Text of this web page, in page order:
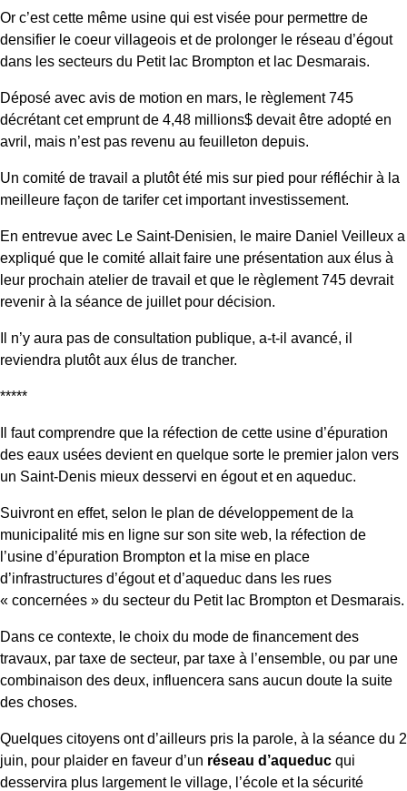
Or c’est cette même usine qui est visée pour permettre de
densifier le coeur villageois et de prolonger le réseau d’égout
dans les secteurs du Petit lac Brompton et lac Desmarais.
Déposé avec avis de motion en mars, le règlement 745
décrétant cet emprunt de 4,48 millions$ devait être adopté en
avril, mais n’est pas revenu au feuilleton depuis.
Un comité de travail a plutôt été mis sur pied pour réfléchir à la
meilleure façon de tarifer cet important investissement.
En entrevue avec Le Saint-Denisien, le maire Daniel Veilleux a
expliqué que le comité allait faire une présentation aux élus à
leur prochain atelier de travail et que le règlement 745 devrait
revenir à la séance de juillet pour décision.
Il n’y aura pas de consultation publique, a-t-il avancé, il
reviendra plutôt aux élus de trancher.
*****
Il faut comprendre que la réfection de cette usine d’épuration
des eaux usées devient en quelque sorte le premier jalon vers
un Saint-Denis mieux desservi en égout et en aqueduc.
Suivront en effet, selon le plan de développement de la
municipalité mis en ligne sur son site web, la réfection de
l’usine d’épuration Brompton et la mise en place
d’infrastructures d’égout et d’aqueduc dans les rues
« concernées » du secteur du Petit lac Brompton et Desmarais.
Dans ce contexte, le choix du mode de financement des
travaux, par taxe de secteur, par taxe à l’ensemble, ou par une
combinaison des deux, influencera sans aucun doute la suite
des choses.
Quelques citoyens ont d’ailleurs pris la parole, à la séance du 2
juin, pour plaider en faveur d’un réseau d’aqueduc qui
desservira plus largement le village, l’école et la sécurité